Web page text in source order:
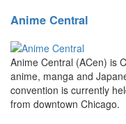
Anime Central
Anime Central (ACen) is
anime, manga and
convention is currently
from downtown Chicago.